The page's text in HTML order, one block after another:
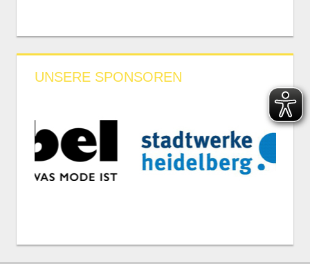
UNSERE SPONSOREN